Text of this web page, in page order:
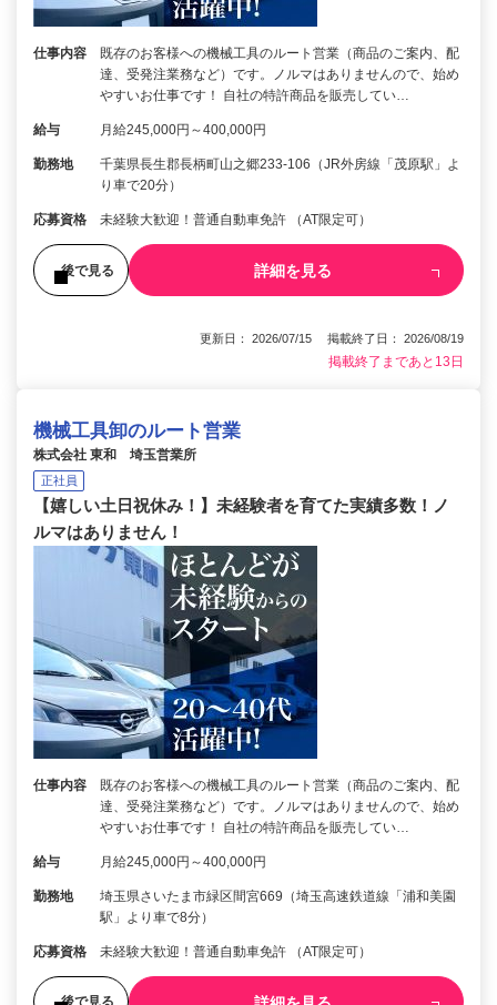
仕事内容
既存のお客様への機械工具のルート営業（商品のご案内、配
達、受発注業務など）です。ノルマはありませんので、始め
やすいお仕事です！ 自社の特許商品を販売してい…
給与 月給245,000円～400,000円
勤務地
千葉県長生郡長柄町山之郷233-106（JR外房線「茂原駅」よ
り車で20分）
応募資格 未経験大歓迎！普通自動車免許 （AT限定可）
後で見る 詳細を見る
更新日： 2026/07/15 掲載終了日： 2026/08/19
掲載終了まであと13日
機械工具卸のルート営業
株式会社 東和 埼玉営業所
正社員
【嬉しい土日祝休み！】未経験者を育てた実績多数！ノ
ルマはありません！
仕事内容
既存のお客様への機械工具のルート営業（商品のご案内、配
達、受発注業務など）です。ノルマはありませんので、始め
やすいお仕事です！ 自社の特許商品を販売してい…
給与 月給245,000円～400,000円
勤務地
埼玉県さいたま市緑区間宮669（埼玉高速鉄道線「浦和美園
駅」より車で8分）
応募資格 未経験大歓迎！普通自動車免許 （AT限定可）
後で見る